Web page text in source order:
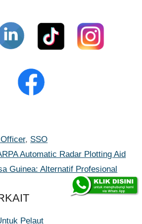
, SSO
Automatic Radar Plotting Aid
Guinea: Alternatif Profesional
Pelaut